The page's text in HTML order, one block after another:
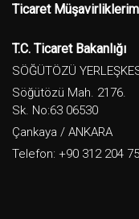
Ticaret
T.C. Ticaret Bakanlığı
SÖĞÜTÖZÜ
Söğütözü Mah. 2176.
Sk. No:63 06530
Çankaya / ANKARA
Telefon: +90 312 204